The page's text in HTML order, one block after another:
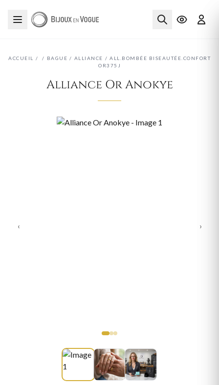
ACCUEIL / / BAGUE / ALLIANCE / ALL.BOMBÉE BISEAUTÉE.CONFORT
OR375J
Alliance Or Anokye
‹ ›